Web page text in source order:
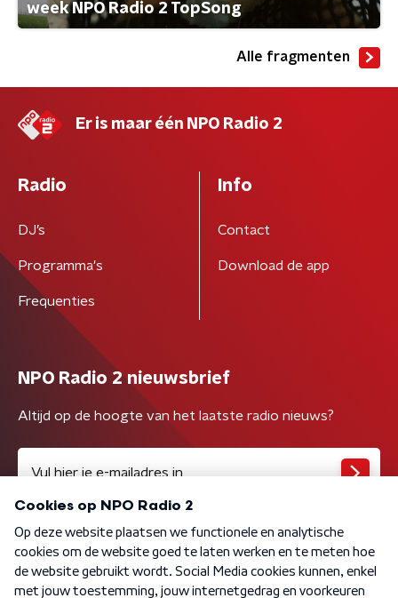
week NPO Radio 2 TopSong
Alle fragmenten
Er is maar één NPO Radio 2
Radio
DJ’s
Programma's
Frequenties
Info
Contact
Download de app
NPO Radio 2 nieuwsbrief
Altijd op de hoogte van het laatste radio nieuws?
Algemene voorwaarden